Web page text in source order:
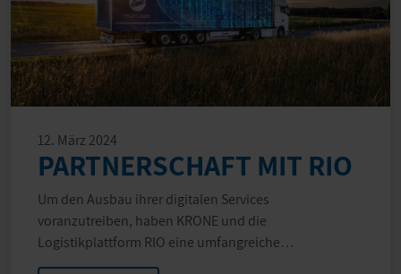
12. März 2024
PARTNERSCHAFT MIT RIO
Um den Ausbau ihrer digitalen Services
voranzutreiben, haben KRONE und die
Logistikplattform RIO eine umfangreiche
Zusammenarbeit beschlossen.